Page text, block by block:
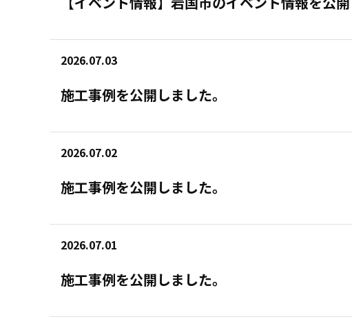
2026.07.03
施工事例を公開しました。
2026.07.02
施工事例を公開しました。
2026.07.01
施工事例を公開しました。